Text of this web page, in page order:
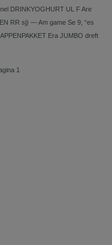
DRINKYOGHURT UL F Are
RR sj) — Am game Se 9, “es
Era JUMBO dreft
1